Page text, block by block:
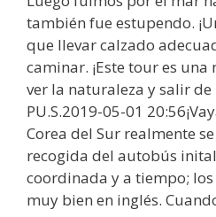
también fue estupendo.
que llevar calzado
caminar. ¡Este tour es
ver la naturaleza y salir
PU.S.2019-05-01
Corea del Sur realmente
recogida del autobús
coordinada y a tiempo;
muy bien en inglés.